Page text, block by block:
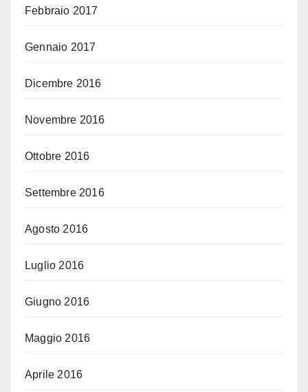
Febbraio 2017
Gennaio 2017
Dicembre 2016
Novembre 2016
Ottobre 2016
Settembre 2016
Agosto 2016
Luglio 2016
Giugno 2016
Maggio 2016
Aprile 2016